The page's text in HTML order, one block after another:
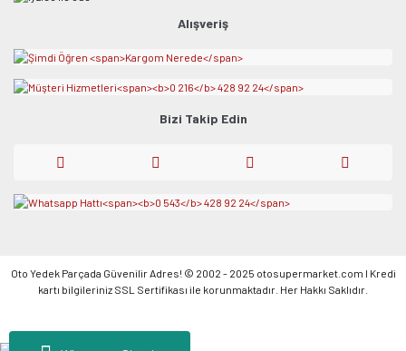
Alışveriş
Bizi Takip Edin
Oto Yedek Parçada Güvenilir Adres! © 2002 - 2025 otosupermarket.com l Kredi
kartı bilgileriniz SSL Sertifikası ile korunmaktadır. Her Hakkı Saklıdır.